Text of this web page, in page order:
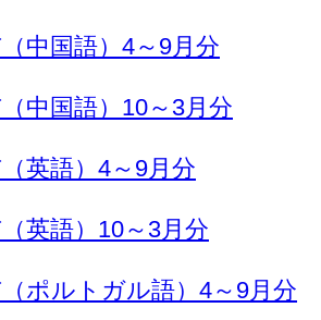
（中国語）4～9月分
中国語）10～3月分
英語）4～9月分
英語）10～3月分
ポルトガル語）4～9月分